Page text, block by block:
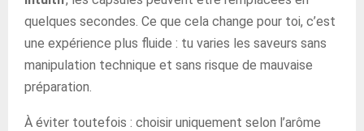
quelques secondes. Ce que cela change pour toi, c’est
une expérience plus fluide : tu varies les saveurs sans
manipulation technique et sans risque de mauvaise
préparation.
À éviter toutefois : choisir uniquement selon l’arôme